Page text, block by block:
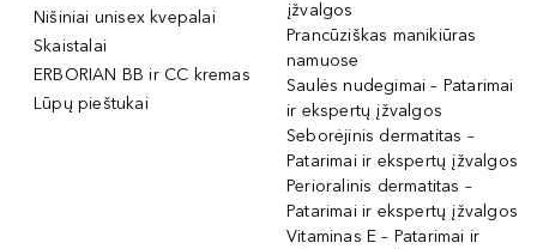
Nišiniai unisex kvepalai
Skaistalai
ERBORIAN BB ir CC kremas
Lūpų pieštukai
įžvalgos
Prancūziškas manikiūras
namuose
Saulės nudegimai – Patarimai
ir ekspertų įžvalgos
Seborėjinis dermatitas –
Patarimai ir ekspertų įžvalgos
Perioralinis dermatitas –
Patarimai ir ekspertų įžvalgos
Vitaminas E – Patarimai ir